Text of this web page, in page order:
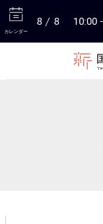
カレンダー
8 8 10:00